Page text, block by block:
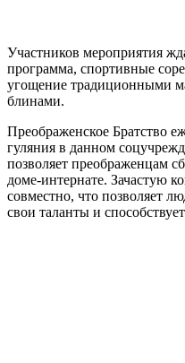
Участников мероприятия
программа, спортивные
угощение традиционными
блинами.
Преображенское Братство
гуляния в данном
позволяет преображенцам
доме-интернате. Зачастую
совместно, что позволяет
свои таланты и